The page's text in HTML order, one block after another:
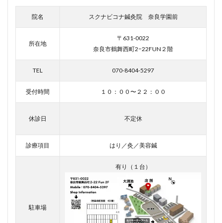
院名 スクナビコナ鍼灸院 奈良学園前
所在地
〒631-0022
奈良市鶴舞西町2−22FUN２階
TEL 070-8404-5297
受付時間 １０：００〜２２：００
休診日 不定休
診療項目 はり／灸／美容鍼
駐車場
有り（１台）